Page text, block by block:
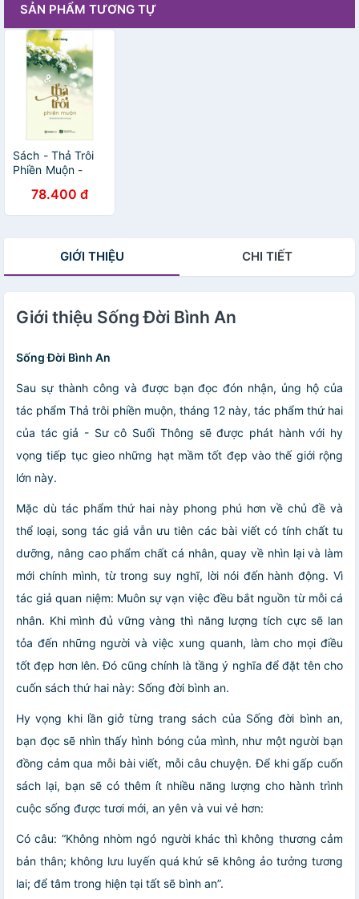
SẢN PHẨM TƯƠNG TỰ
Sách - Thả Trôi
Phiền Muộn -
78.400 đ
GIỚI THIỆU CHI TIẾT
Giới thiệu Sống Đời Bình An
Sống Đời Bình An
Sau sự thành công và được bạn đọc đón nhận, ủng hộ của
tác phẩm Thả trôi phiền muộn, tháng 12 này, tác phẩm thứ hai
của tác giả - Sư cô Suối Thông sẽ được phát hành với hy
vọng tiếp tục gieo những hạt mầm tốt đẹp vào thế giới rộng
lớn này.
Mặc dù tác phẩm thứ hai này phong phú hơn về chủ đề và
thể loại, song tác giả vẫn ưu tiên các bài viết có tính chất tu
dưỡng, nâng cao phẩm chất cá nhân, quay về nhìn lại và làm
mới chính mình, từ trong suy nghĩ, lời nói đến hành động. Vì
tác giả quan niệm: Muôn sự vạn việc đều bắt nguồn từ mỗi cá
nhân. Khi mình đủ vững vàng thì năng lượng tích cực sẽ lan
tỏa đến những người và việc xung quanh, làm cho mọi điều
tốt đẹp hơn lên. Đó cũng chính là tầng ý nghĩa để đặt tên cho
cuốn sách thứ hai này: Sống đời bình an.
Hy vọng khi lần giở từng trang sách của Sống đời bình an,
bạn đọc sẽ nhìn thấy hình bóng của mình, như một người bạn
đồng cảm qua mỗi bài viết, mỗi câu chuyện. Để khi gấp cuốn
sách lại, bạn sẽ có thêm ít nhiều năng lượng cho hành trình
cuộc sống được tươi mới, an yên và vui vẻ hơn:
Có câu: “Không nhòm ngó người khác thì không thương cảm
bản thân; không lưu luyến quá khứ sẽ không ảo tưởng tương
lai; để tâm trong hiện tại tất sẽ bình an”.